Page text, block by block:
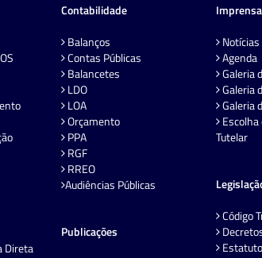
Direta
Contabilidade
Balanços
Contas Públicas
Balancetes
LDO
LOA
Orçamento
PPA
RGF
RREO
Audiências Públicas
Publicações
Imprensa
Notícias
Agenda
Galeria
Galeria
Galeria
Tutelar
Código